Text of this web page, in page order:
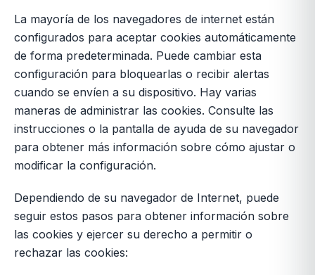
La mayoría de los navegadores de internet están
configurados para aceptar cookies automáticamente
de forma predeterminada. Puede cambiar esta
configuración para bloquearlas o recibir alertas
cuando se envíen a su dispositivo. Hay varias
maneras de administrar las cookies. Consulte las
instrucciones o la pantalla de ayuda de su navegador
para obtener más información sobre cómo ajustar o
modificar la configuración.
Dependiendo de su navegador de Internet, puede
seguir estos pasos para obtener información sobre
las cookies y ejercer su derecho a permitir o
rechazar las cookies: